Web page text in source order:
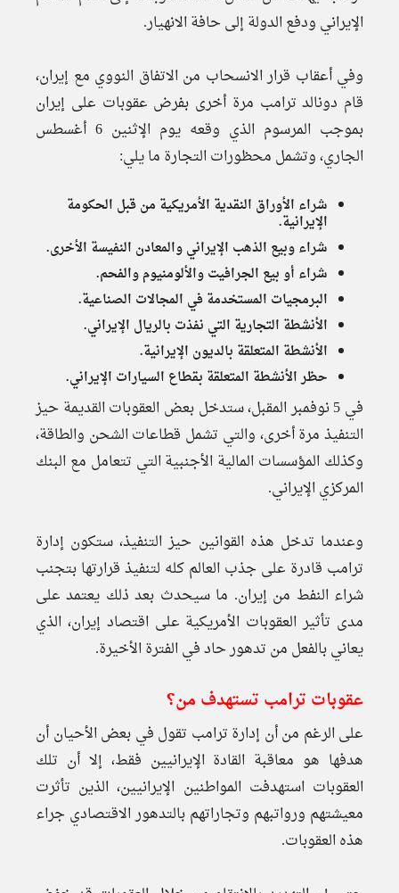
الإيراني ودفع الدولة إلى حافة الانهيار.
وفي أعقاب قرار الانسحاب من الاتفاق النووي مع إيران،
قام دونالد ترامب مرة أخرى بفرض عقوبات على إيران
بموجب المرسوم الذي وقعه يوم الإثنين 6 أغسطس
الجاري، وتشمل محظورات التجارة ما يلي:
شراء الأوراق النقدية الأمريكية من قبل الحكومة
الإيرانية.
شراء وبيع الذهب الإيراني والمعادن النفيسة الأخرى.
شراء أو بيع الجرافيت والألومنيوم والفحم.
البرمجيات المستخدمة في المجالات الصناعية.
الأنشطة التجارية التي نفذت بالريال الإيراني.
الأنشطة المتعلقة بالديون الإيرانية.
حظر الأنشطة المتعلقة بقطاع السيارات الإيراني.
في 5 نوفمبر المقبل، ستدخل بعض العقوبات القديمة حيز
التنفيذ مرة أخرى، والتي تشمل قطاعات الشحن والطاقة،
وكذلك المؤسسات المالية الأجنبية التي تتعامل مع البنك
المركزي الإيراني.
وعندما تدخل هذه القوانين حيز التنفيذ، ستكون إدارة
ترامب قادرة على جذب العالم كله لتنفيذ قرارتها بتجنب
شراء النفط من إيران. ما سيحدث بعد ذلك يعتمد على
مدى تأثير العقوبات الأمريكية على اقتصاد إيران، الذي
يعاني بالفعل من تدهور حاد في الفترة الأخيرة.
عقوبات ترامب تستهدف من؟
على الرغم من أن إدارة ترامب تقول في بعض الأحيان أن
هدفها هو معاقبة القادة الإيرانيين فقط، إلا أن تلك
العقوبات استهدفت المواطنين الإيرانيين، الذين تأثرت
معيشتهم ورواتبهم وتجاراتهم بالتدهور الاقتصادي جراء
هذه العقوبات.